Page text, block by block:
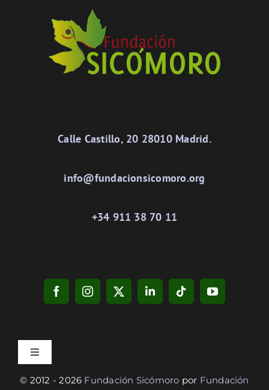
Calle Castillo, 20 28010 Madrid.
info@fundacionsicomoro.org
+34 911 38 70 11
Toggle
Privacidad
© 2012 - 2026 Fundación Sicómoro por Fundación